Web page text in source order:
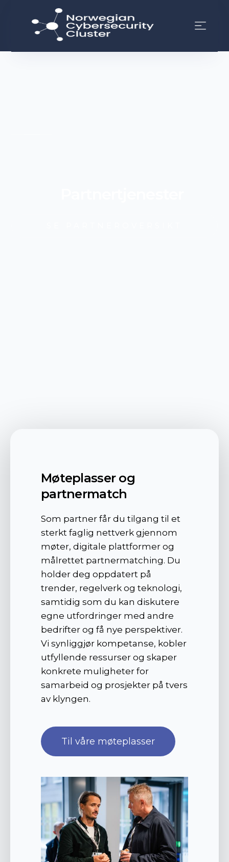
Møteplasser og
partnermatch
Som partner får du tilgang til et
sterkt faglig nettverk gjennom
møter, digitale plattformer og
målrettet partnermatching. Du
holder deg oppdatert på
trender, regelverk og teknologi,
samtidig som du kan diskutere
egne utfordringer med andre
bedrifter og få nye perspektiver.
Vi synliggjør kompetanse, kobler
utfyllende ressurser og skaper
konkrete muligheter for
samarbeid og prosjekter på tvers
av klyngen.
Til våre møteplasser